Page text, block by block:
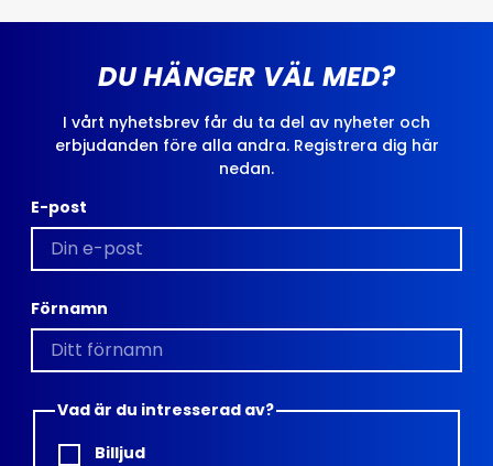
DU HÄNGER VÄL MED?
I vårt nyhetsbrev får du ta del av nyheter och
erbjudanden före alla andra. Registrera dig här
nedan.
E-post
Förnamn
Vad är du intresserad av?
Billjud